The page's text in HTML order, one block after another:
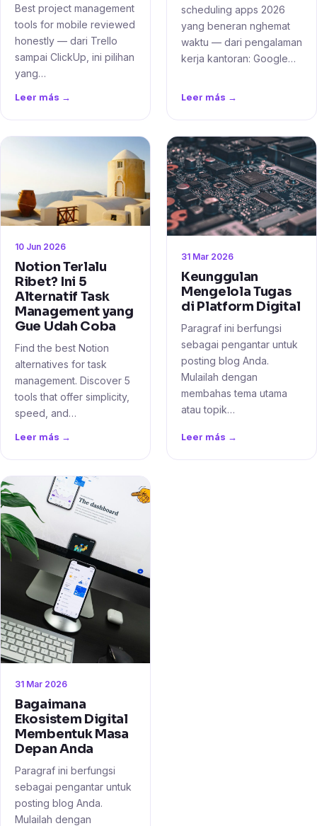
Best project management
tools for mobile reviewed
honestly — dari Trello
sampai ClickUp, ini pilihan
yang…
Leer más →
scheduling apps 2026
yang beneran nghemat
waktu — dari pengalaman
kerja kantoran: Google…
Leer más →
10 Jun 2026
Notion Terlalu
Ribet? Ini 5
Alternatif Task
Management yang
Gue Udah Coba
Find the best Notion
alternatives for task
management. Discover 5
tools that offer simplicity,
speed, and…
Leer más →
31 Mar 2026
Keunggulan
Mengelola Tugas
di Platform Digital
Paragraf ini berfungsi
sebagai pengantar untuk
posting blog Anda.
Mulailah dengan
membahas tema utama
atau topik…
Leer más →
31 Mar 2026
Bagaimana
Ekosistem Digital
Membentuk Masa
Depan Anda
Paragraf ini berfungsi
sebagai pengantar untuk
posting blog Anda.
Mulailah dengan